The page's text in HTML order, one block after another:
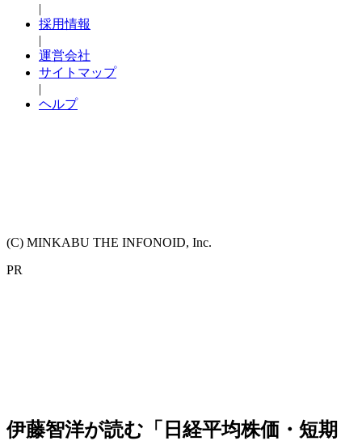
|
採用情報
|
運営会社
サイトマップ
|
ヘルプ
(C) MINKABU THE INFONOID, Inc.
PR
伊藤智洋が読む「日経平均株価・短期